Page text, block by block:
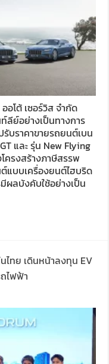
อโต้ เซอร์วิส จำกัด
ลีย์อย่างเป็นทางการ
รับราคาขายรถยนต์เบน
และ รุ่น New Flying
ครงสร้างภาษีสรรพ
แบบเครื่องยนต์ไฮบริด
ผลบังคับใช้อย่างเป็น
ไทย เดินหน้าลงทุน EV
ไฟฟ้า